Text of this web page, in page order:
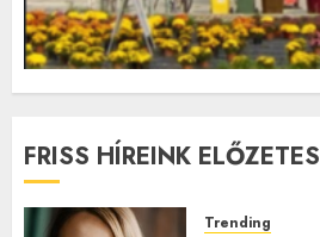
FRISS HÍREINK ELŐZETES
Trending